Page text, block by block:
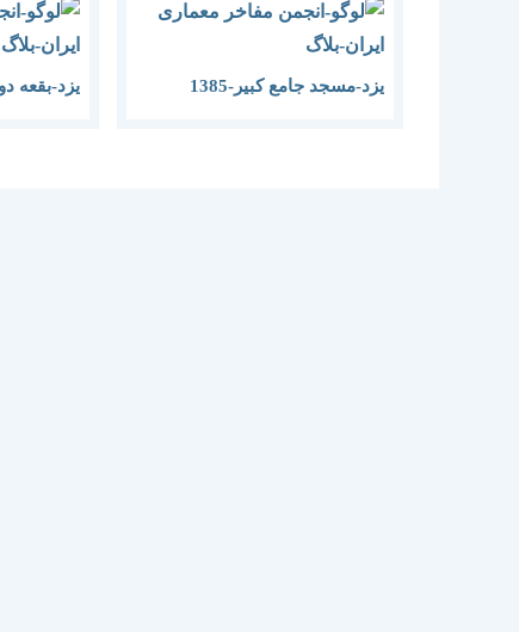
یزد-مسجد جامع کبیر-1385 یزد-بقعه